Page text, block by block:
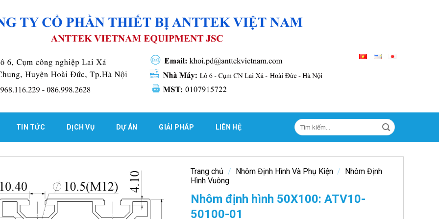
TIN TỨC DỊCH VỤ DỰ ÁN GIẢI PHÁP LIÊN HỆ
Tìm
kiếm:
Trang chủ / Nhôm Định Hình Và Phụ Kiện / Nhôm Định
Hình Vuông
Nhôm định hình 50X100: ATV10-
50100-01